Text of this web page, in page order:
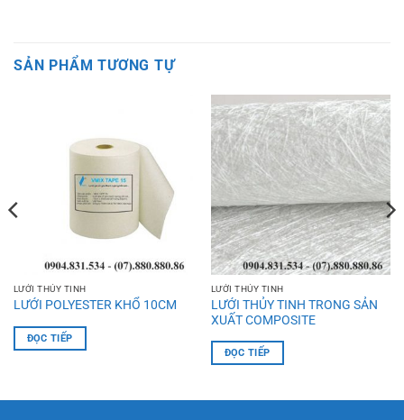
SẢN PHẨM TƯƠNG TỰ
LƯỚI THỦY TINH
LƯỚI POLYESTER KHỔ 10CM
ĐỌC TIẾP
LƯỚI THỦY TINH
LƯỚI THỦY TINH TRONG SẢN
XUẤT COMPOSITE
ĐỌC TIẾP